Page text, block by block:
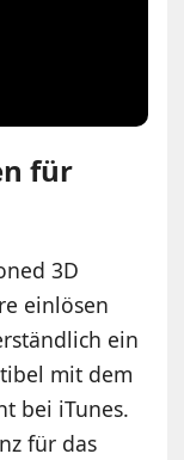
für
3D
einlösen
ein
mit dem
bei iTunes.
für das